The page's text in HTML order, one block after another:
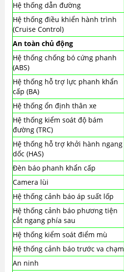
Hệ thống dẫn đường
Hệ thống điều khiển hành trình
(Cruise Control)
An toàn chủ động
Hệ thống chống bó cứng phanh
(ABS)
Hệ thống hỗ trợ lực phanh khẩn
cấp (BA)
Hệ thống ổn định thân xe
Hệ thống kiểm soát độ bám
đường (TRC)
Hệ thống hỗ trợ khởi hành ngang
dốc (HAS)
Đèn báo phanh khẩn cấp
Camera lùi
Hệ thống cảnh báo áp suất lốp
Hệ thống cảnh báo phương tiện
cắt ngang phía sau
Hệ thống kiểm soát điểm mù
Hệ thống cảnh báo trước va chạm
An ninh